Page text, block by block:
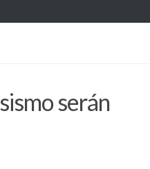
serán